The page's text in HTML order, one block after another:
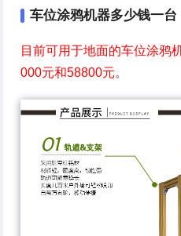
车位涂鸦机器多少钱一台
目前可用于地面的车位涂鸦
000元和58800元。